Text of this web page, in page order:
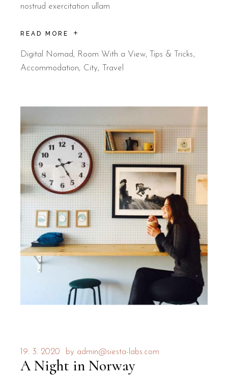
nostrud exercitation ullam
READ MORE
Digital Nomad, Room With a View,
Tips & Tricks
Accommodation
City Travel
19. 3. 2020 by admin@siesta-labs.com
A Night in Norway